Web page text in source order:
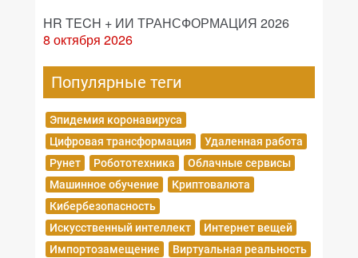
HR TECH + ИИ ТРАНСФОРМАЦИЯ 2026
8 октября 2026
Популярные теги
Эпидемия коронавируса
Цифровая трансформация
Удаленная работа
Рунет
Робототехника
Облачные сервисы
Машинное обучение
Криптовалюта
Кибербезопасность
Искусственный интеллект
Интернет вещей
Импортозамещение
Виртуальная реальность